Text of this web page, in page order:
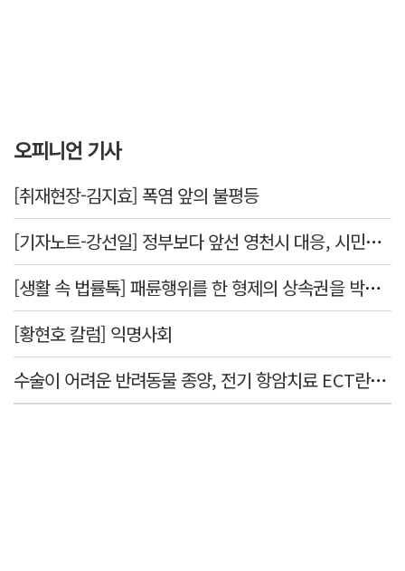
오피니언 기사
[취재현장-김지효] 폭염 앞의 불평등
[기자노트-강선일] 정부보다 앞선 영천시 대응, 시민보다 앞서선 안된다
[생활 속 법률톡] 패륜행위를 한 형제의 상속권을 박탈시킬 수 있을까요
[황현호 칼럼] 익명사회
수술이 어려운 반려동물 종양, 전기 항암치료 ECT란? [반려동물 건강톡톡]